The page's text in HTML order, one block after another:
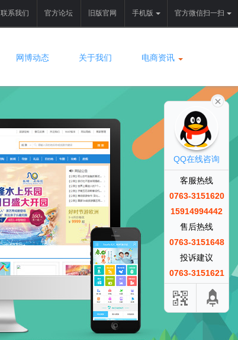
联系我们 官方论坛 旧版官网 手机版 官方微信扫一扫
网博动态 关于我们 电商资讯
QQ在线咨询
客服热线
0763-3151620
15914994442
售后热线
0763-3151648
投诉建议
0763-3151621